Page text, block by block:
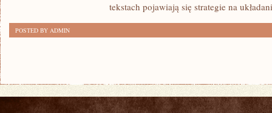
tekstach pojawiają się strategie na
POSTED BY ADMIN